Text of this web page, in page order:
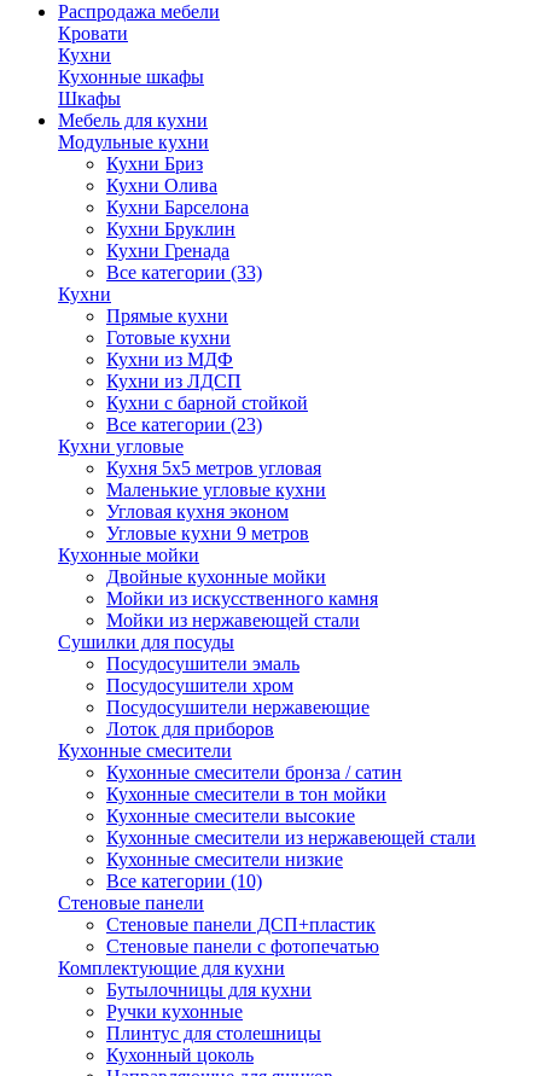
Распродажа мебели
Кровати
Кухни
Кухонные шкафы
Шкафы
Мебель для кухни
Модульные кухни
Кухни Бриз
Кухни Олива
Кухни Барселона
Кухни Бруклин
Кухни Гренада
Все категории (33)
Кухни
Прямые кухни
Готовые кухни
Кухни из МДФ
Кухни из ЛДСП
Кухни с барной стойкой
Все категории (23)
Кухни угловые
Кухня 5х5 метров угловая
Маленькие угловые кухни
Угловая кухня эконом
Угловые кухни 9 метров
Кухонные мойки
Двойные кухонные мойки
Мойки из искусственного камня
Мойки из нержавеющей стали
Сушилки для посуды
Посудосушители эмаль
Посудосушители хром
Посудосушители нержавеющие
Лоток для приборов
Кухонные смесители
Кухонные смесители бронза / сатин
Кухонные смесители в тон мойки
Кухонные смесители высокие
Кухонные смесители из нержавеющей стали
Кухонные смесители низкие
Все категории (10)
Стеновые панели
Стеновые панели ДСП+пластик
Стеновые панели с фотопечатью
Комплектующие для кухни
Бутылочницы для кухни
Ручки кухонные
Плинтус для столешницы
Кухонный цоколь